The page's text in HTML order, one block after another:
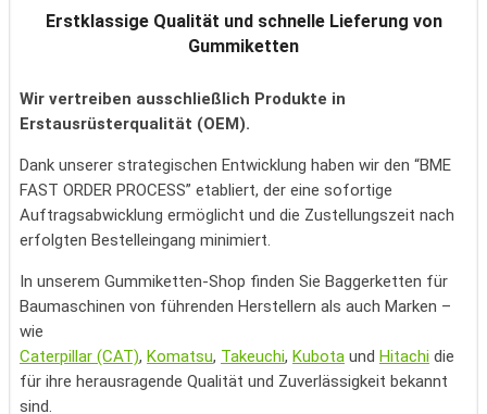
Erstklassige Qualität und schnelle Lieferung von
Gummiketten
Wir vertreiben ausschließlich Produkte in
Erstausrüsterqualität (OEM).
Dank unserer strategischen Entwicklung haben wir den “BME
FAST ORDER PROCESS” etabliert, der eine sofortige
Auftragsabwicklung ermöglicht und die Zustellungszeit nach
erfolgten Bestelleingang minimiert.
In unserem Gummiketten-Shop finden Sie Baggerketten für
Baumaschinen von führenden Herstellern als auch Marken –
wie
Caterpillar (CAT), Komatsu, Takeuchi, Kubota und Hitachi die
für ihre herausragende Qualität und Zuverlässigkeit bekannt
sind.